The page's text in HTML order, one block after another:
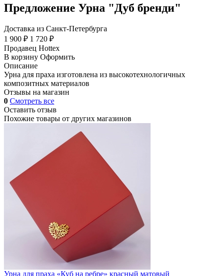
Предложение Урна "Дуб бренди"
Доставка из Санкт-Петербурга
1 900 ₽ 1 720 ₽
Продавец Hottex
В корзину Оформить
Описание
Урна для праха изготовлена из высокотехнологичных
композитных материалов
Отзывы на магазин
0 Смотреть все
Оставить отзыв
Похожие товары от других магазинов
Урна для праха «Куб на ребре» красный матовый